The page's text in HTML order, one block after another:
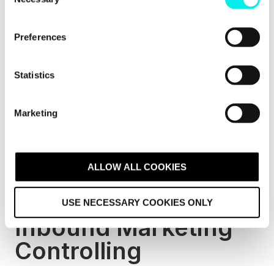
Preferences
Statistics
Marketing
ALLOW ALL COOKIES
USE NECESSARY COOKIES ONLY
Das hilft, die besten und schlechtesten Lead-Quellen
Reporting sind Sie in der Lage, strategischer für die
Zukunft zu planen, indem Sie sich auf Ihre besten
Inbound erlaubt es, Ihre Kunden bedarfsgerecht in
Informationen über zusätzliche Bedürfnisse Ihrer
sich dessen bewusst war. Diese Funktion stellt
zudem sicher, dass Ihre Kunden umfangreich über
Ihre Produkte und Dienstleistungen informiert sind.
Inbound Marketing
Controlling